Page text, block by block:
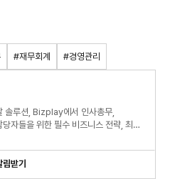
#재무회계 #경영관리
솔루션, Bizplay에서 인사총무,
자들을 위한 필수 비즈니스 전략, 최신
림받기